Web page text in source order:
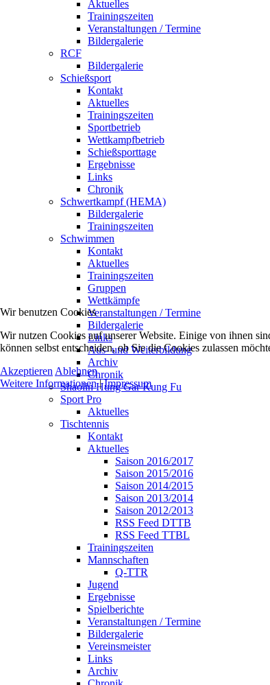
Aktuelles
Trainingszeiten
Veranstaltungen / Termine
Bildergalerie
RCF
Bildergalerie
Schießsport
Kontakt
Aktuelles
Trainingszeiten
Sportbetrieb
Wettkampfbetrieb
Schießsporttage
Ergebnisse
Links
Chronik
Schwertkampf (HEMA)
Bildergalerie
Trainingszeiten
Schwimmen
Kontakt
Aktuelles
Trainingszeiten
Gruppen
Wettkämpfe
Veranstaltungen / Termine
Bildergalerie
Links
Aus- und Weiterbildung
Archiv
Chronik
Shaolin Hung Gar Kung Fu
Sport Pro
Aktuelles
Tischtennis
Kontakt
Aktuelles
Saison 2016/2017
Saison 2015/2016
Saison 2014/2015
Saison 2013/2014
Saison 2012/2013
RSS Feed DTTB
RSS Feed TTBL
Trainingszeiten
Mannschaften
Q-TTR
Jugend
Ergebnisse
Spielberichte
Veranstaltungen / Termine
Bildergalerie
Vereinsmeister
Links
Archiv
Wir benutzen Cookies
Wir nutzen Cookies auf unserer Website. Einige von ihnen
können selbst entscheiden, ob Sie die Cookies zulassen
Akzeptieren Ablehnen
Weitere Informationen|Impressum